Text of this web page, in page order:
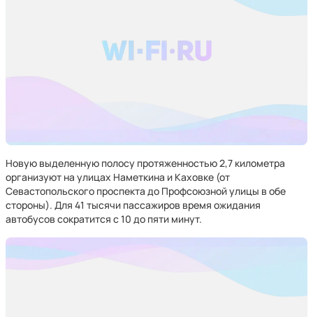
Новую выделенную полосу протяженностью 2,7 километра
организуют на улицах Наметкина и Каховке (от
Севастопольского проспекта до Профсоюзной улицы в обе
стороны). Для 41 тысячи пассажиров время ожидания
автобусов сократится с 10 до пяти минут.